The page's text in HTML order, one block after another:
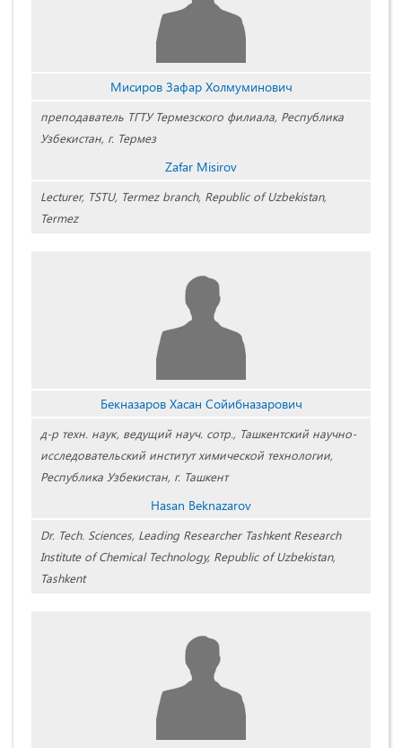
Мисиров Зафар Холмуминович
преподаватель ТГТУ Термезского филиала, Республика
Узбекистан, г. Термез
Zafar Misirov
Lecturer, TSTU, Termez branch, Republic of Uzbekistan,
Termez
Бекназаров Хасан Сойибназарович
д-р техн. наук, ведущий науч. сотр., Ташкентский научно-
исследовательский институт химической технологии,
Республика Узбекистан, г. Ташкент
Hasan Beknazarov
Dr. Tech. Sciences, Leading Researcher Tashkent Research
Institute of Chemical Technology, Republic of Uzbekistan,
Tashkent